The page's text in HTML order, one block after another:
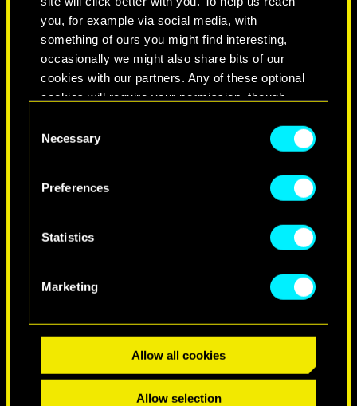
you, for example via social media, with
something of ours you might find interesting,
occasionally we might also share bits of our
cookies with our partners. Any of these optional
cookies will require your permission, though.
You’ll find all the details regarding our use of
cookies and tweak your preferences regarding
Selection
Necessary
Preferences
Statistics
Marketing
Allow all cookies
Allow selection
Eres una fuerza muy a tener en
cuenta. Eres fuerte, independiente y
tienes determinación. Cuando te
centras en algo, no miras atrás y
logras tus objetivos cueste lo que
Smasher aprecia estas cualidades
tuyas, pero lo más probable es que
sea tu total indiferencia hacia los
demás y tu perfecta aura amenazante.
estela de relaciones rotas a tu paso.
¡COMPARTE TU RESULTADO!